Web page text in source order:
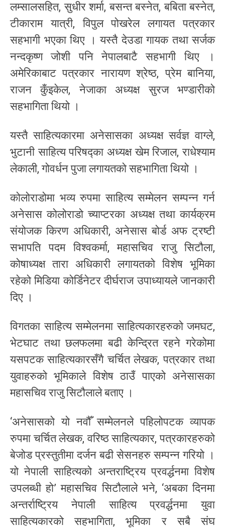
लम्सालसहित, सुधीर शर्मा, बसन्त बस्नेत, बबिता बस्नेत,
टीकाराम यात्री, विपुल पोखरेल लगायत पत्रकार
सहभागी भएका थिए । यस्तै देउडा गायक तथा सर्जक
नन्दकृष्ण जोशी पनि नेपालबाटै सहभागी थिए ।
अमेरिकाबाट पत्रकार नारायण श्रेष्ठ, प्रेम बानिया,
राजन कुँइकेल, नेजाका अध्यक्ष सुरज भण्डारीको
सहभागिता थियो ।
यस्तै साहित्यकारमा अनेसासका अध्यक्ष सर्वज्ञ वाग्ले,
भुटानी साहित्य परिषद्का अध्यक्ष खेम रिजाल, राधेश्याम
लेकाली, गोवर्धन पुजा लगायतको सहभागिता थियो ।
कोलोराडोमा भव्य रुपमा साहित्य सम्मेलन सम्पन्न गर्न
अनेसास कोलोराडो च्याप्टरका अध्यक्ष तथा कार्यक्रम
संयोजक किरण अधिकारी, अनेसास बोर्ड अफ ट्रष्टी
सभापति पदम विश्वकर्मा, महासचिव राजु सिटौला,
कोषाध्यक्ष तारा अधिकारी लगायतको विशेष भूमिका
रहेको मिडिया कोर्डिनेटर दीर्घराज उपाध्यायले जानकारी
दिए ।
विगतका साहित्य सम्मेलनमा साहित्यकारहरुको जमघट,
भेटघाट तथा छलफलमा बढी केन्द्रित रहने गरेकोमा
यसपटक साहित्यकारसँगै चर्चित लेखक, पत्रकार तथा
युवाहरुको भूमिकाले विशेष ठाउँ पाएको अनेसासका
महासचिव राजु सिटौलाले बताए ।
‘अनेसासको यो नवौँ सम्मेलनले पहिलोपटक व्यापक
रुपमा चर्चित लेखक, वरिष्ठ साहित्यकार, पत्रकारहरुको
बेजोड प्रस्तुतीमा दर्जन बढी सेसनहरु सम्पन्न गरियो ।
यो नेपाली साहित्यको अन्तराष्ट्रिय प्रवर्द्धनमा विशेष
उपलब्धी हो’ महासचिव सिटौलाले भने, ‘अबका दिनमा
अन्तर्राष्ट्रिय नेपाली साहित्य प्रवर्द्धनमा युवा
साहित्यकारको सहभागिता, भूमिका र सबै संघ